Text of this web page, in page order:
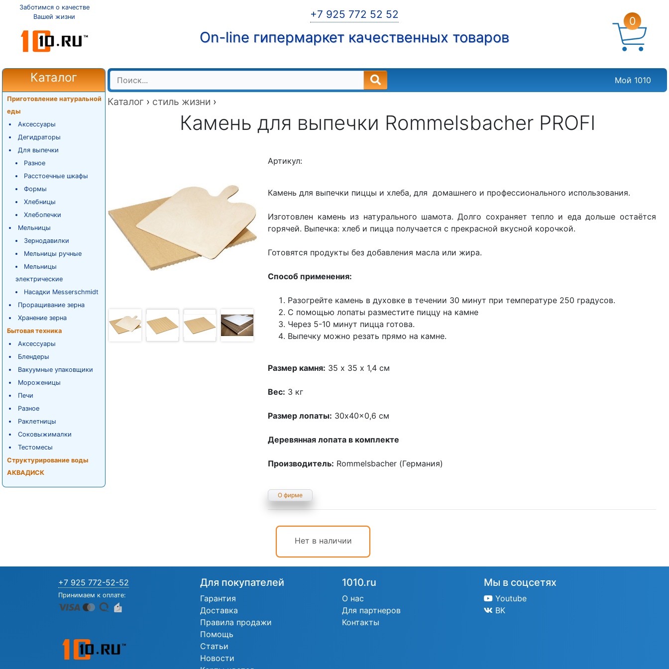
Заботимся о качестве
Вашей жизни
+7 925 772 52 52
On-line гипермаркет качественных товаров
0
Каталог
Приготовление натуральной
еды
Аксессуары
Дегидраторы
Для выпечки
Разное
Расстоечные шкафы
Формы
Хлебницы
Хлебопечки
Мельницы
Зернодавилки
Мельницы ручные
Мельницы
электрические
Насадки Messerschmidt
Проращивание зерна
Хранение зерна
Бытовая техника
Аксессуары
Блендеры
Вакуумные упаковщики
Мороженицы
Печи
Разное
Раклетницы
Соковыжималки
Тестомесы
Структурирование воды
АКВАДИСК
Мой 1010
Каталог › стиль жизни ›
Камень для выпечки Rommelsbacher PROFI
Артикул:
Камень для выпечки пиццы и хлеба, для домашнего и профессионального использования.
Изготовлен камень из натурального шамота. Долго сохраняет тепло и еда дольше остаётся
горячей. Выпечка: хлеб и пицца получается с прекрасной вкусной корочкой.
Готовятся продукты без добавления масла или жира.
Способ применения:
Разогрейте камень в духовке в течении 30 минут при температуре 250 градусов.
С помощью лопаты разместите пиццу на камне
Через 5-10 минут пицца готова.
Выпечку можно резать прямо на камне.
Размер камня: 35 х 35 х 1,4 см
Вес: 3 кг
Размер лопаты: 30x40x0,6 см
Деревянная лопата в комплекте
Производитель: Rommelsbacher (Германия)
О фирме
Нет в наличии
+7 925 772-52-52
Принимаем к оплате:
Для покупателей
Гарантия
Доставка
Правила продажи
Помощь
Статьи
Новости
1010.ru
О нас
Для партнеров
Контакты
Мы в соцсетях
Youtube
ВК